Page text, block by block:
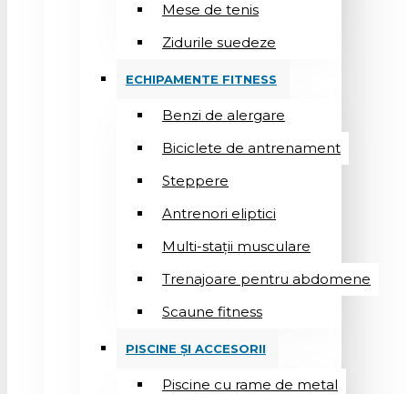
Mese de tenis
Zidurile suedeze
ECHIPAMENTE FITNESS
Benzi de alergare
Biciclete de antrenament
Steppere
Antrenori eliptici
Multi-stații musculare
Trenajoare pentru abdomene
Scaune fitness
PISCINE ȘI ACCESORII
Piscine cu rame de metal